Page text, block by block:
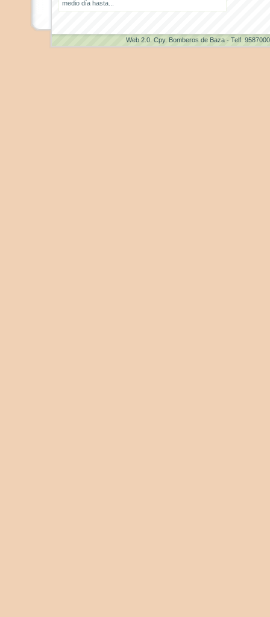
medio día hasta...
Web 2.0 . Cpy. Bomberos de Baza - Telf.